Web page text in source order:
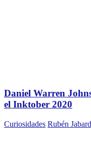
Daniel Warren
el Inktober 2020
Curiosidades Rubén